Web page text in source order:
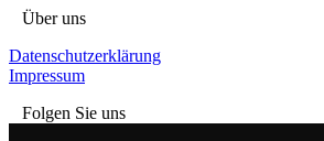
Über uns
Datenschutzerklärung
Impressum
Folgen Sie uns